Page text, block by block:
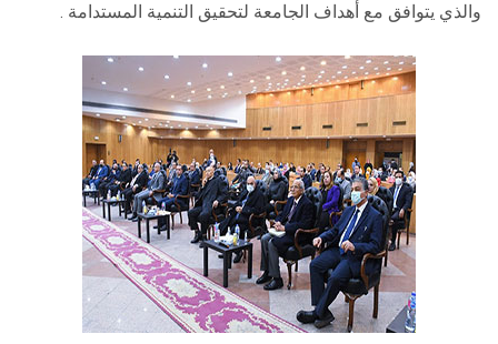
والذي يتوافق مع أهداف الجامعة لتحقيق التنمية المستدامة .